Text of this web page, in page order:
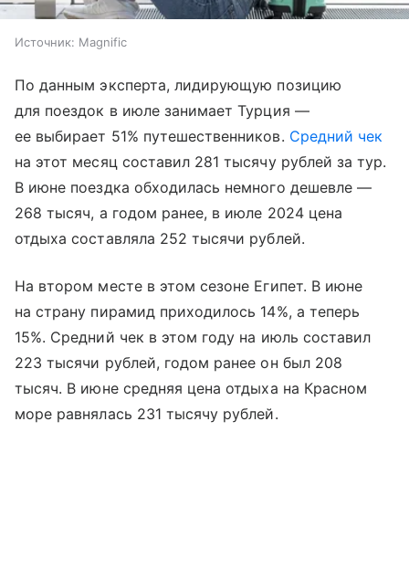
Источник: Magnific
По данным эксперта, лидирующую позицию
для поездок в июле занимает Турция —
ее выбирает 51% путешественников. Средний чек
на этот месяц составил 281 тысячу рублей за тур.
В июне поездка обходилась немного дешевле —
268 тысяч, а годом ранее, в июле 2024 цена
отдыха составляла 252 тысячи рублей.
На втором месте в этом сезоне Египет. В июне
на страну пирамид приходилось 14%, а теперь
15%. Средний чек в этом году на июль составил
223 тысячи рублей, годом ранее он был 208
тысяч. В июне средняя цена отдыха на Красном
море равнялась 231 тысячу рублей.